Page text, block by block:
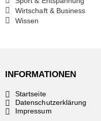
Wirtschaft & Business
Wissen
INFORMATIONEN
Startseite
Datenschutzerklärung
Impressum